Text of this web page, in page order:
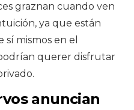
graznan cuando ven
ya que están
sí mismos en el
querer disfrutar
anuncian